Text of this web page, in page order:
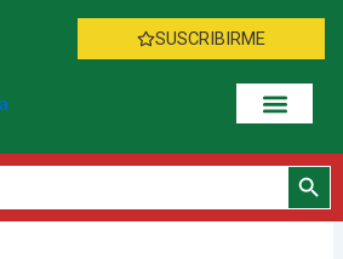
SUSCRIBIRME
Botón de